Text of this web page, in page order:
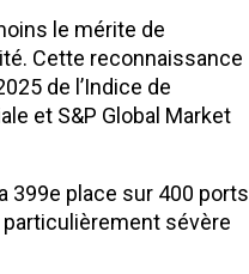
le mérite de
Cette reconnaissance
de l’Indice de
et S&P Global Market
399e place sur 400 ports
particulièrement sévère